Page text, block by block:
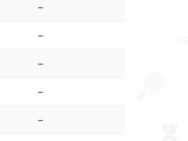
–
–
–
–
–